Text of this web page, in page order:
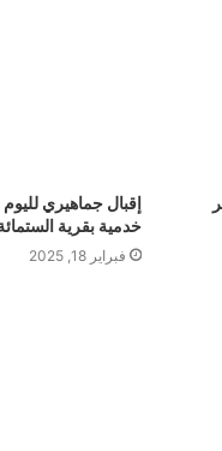
إقبال جماهيري لليوم
خدمية بقرية
فبراير 18, 2025